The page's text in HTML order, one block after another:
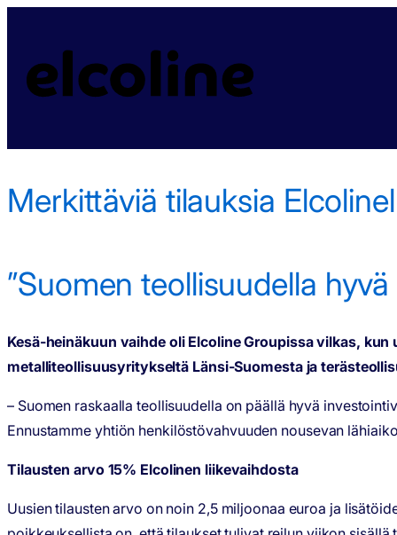
Merkittäviä tilauksia
”Suomen teollisuudella
Kesä-heinäkuun vaihde oli Elcoline Groupissa vilkas,
metalliteollisuusyritykseltä Länsi-Suomesta ja
– Suomen raskaalla teollisuudella on päällä hyvä
Ennustamme yhtiön henkilöstövahvuuden nousevan
Tilausten arvo 15% Elcolinen liikevaihdosta
Uusien tilausten arvo on noin 2,5 miljoonaa euroa ja